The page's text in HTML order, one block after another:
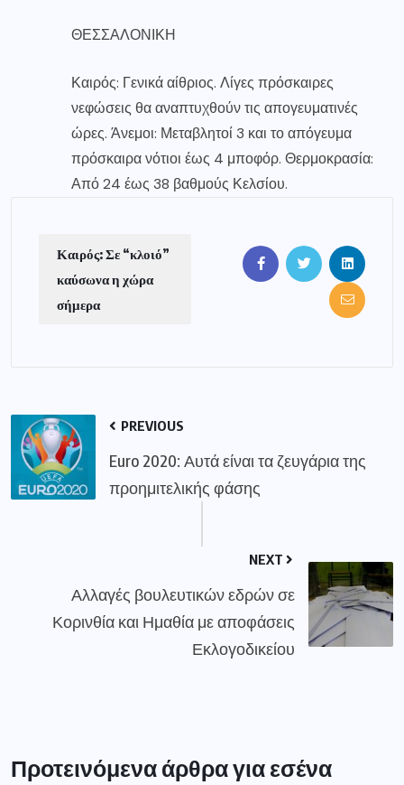
ΘΕΣΣΑΛΟΝΙΚΗ
Καιρός: Γενικά αίθριος. Λίγες πρόσκαιρες
νεφώσεις θα αναπτυχθούν τις απογευματινές
ώρες. Άνεμοι: Μεταβλητοί 3 και το απόγευμα
πρόσκαιρα νότιοι έως 4 μποφόρ. Θερμοκρασία:
Από 24 έως 38 βαθμούς Κελσίου.
Καιρός: Σε “κλοιό”
καύσωνα η χώρα
σήμερα
PREVIOUS
Euro 2020: Αυτά είναι τα ζευγάρια της
προημιτελικής φάσης
NEXT
Αλλαγές βουλευτικών εδρών σε
Κορινθία και Ημαθία με αποφάσεις
Εκλογοδικείου
Προτεινόμενα άρθρα για εσένα